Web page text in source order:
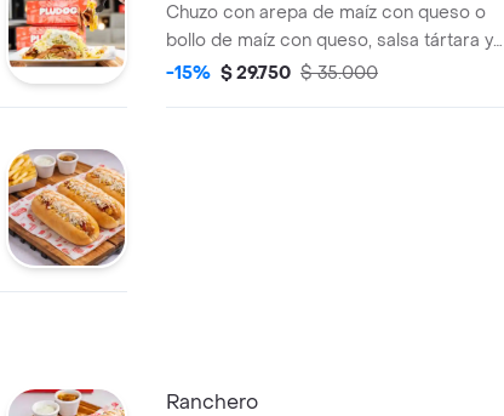
Chuzo con arepa de maíz con queso o
bollo de maíz con queso, salsa tártara y
salsa de la casa
-15% $ 29.750 $ 35.000
Ranchero